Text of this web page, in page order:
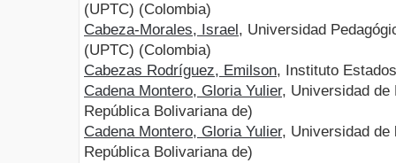
(UPTC) (Colombia)
Cabeza-Morales, Israel , Universidad
(UPTC) (Colombia)
Cabezas Rodríguez, Emilson, Instituto
Cadena Montero, Gloria Yulier, Universidad de
República Bolivariana de)
Cadena Montero, Gloria Yulier, Universidad de
República Bolivariana de)